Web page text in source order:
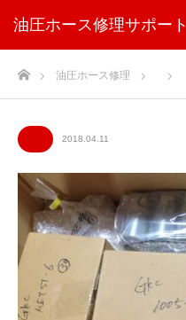
油圧ホース修理サポート
ホーム油圧ホース修理
2018.04.11